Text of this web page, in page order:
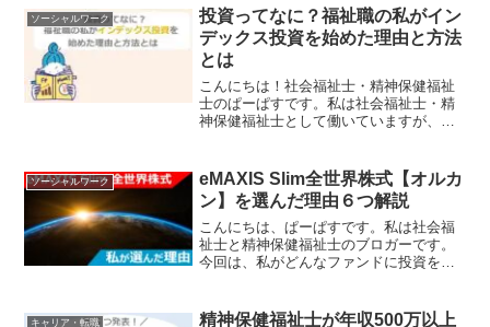
次のような方に役立つでしょう。 SBIの
セレクト...
ソーシャルワーク
投資ってなに？福祉職の私がイン
デックス投資を始めた理由と方法
とは
こんにちは！社会福祉士・精神保健福祉
士のぱーぱすです。私は社会福祉士・精
神保健福祉士として働いていますが、実
日はその話をしたいと思います。筆者：
ぱーぱす（社会福祉士・精...
ソーシャルワーク
eMAXIS Slim全世界株式【オルカ
ン】を選んだ理由６つ解説
こんにちは、ぱーぱすです。私は社会福
祉士と精神保健福祉士のブロガーです。
今回は、私がどんなファンドに投資をし
ンドに毎月お金を入れています。最近で
キャリア・転職 精神保健福祉士が年収500万以上